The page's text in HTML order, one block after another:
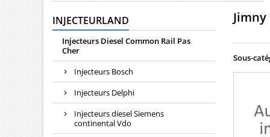
INJECTEURLAND
Injecteurs Diesel Common Rail Pas
Cher
Injecteurs Bosch
Injecteurs Delphi
Injecteurs diesel Siemens
continental Vdo
Jimny
Sous-